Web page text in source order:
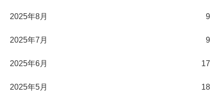
2025年8月 9
2025年7月 9
2025年6月 17
2025年5月 18